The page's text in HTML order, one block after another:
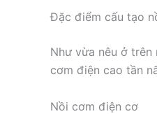
Đặc điểm cấu tạo
Như vừa nêu ở
cơm điện cao tần
Nồi cơm điện cơ